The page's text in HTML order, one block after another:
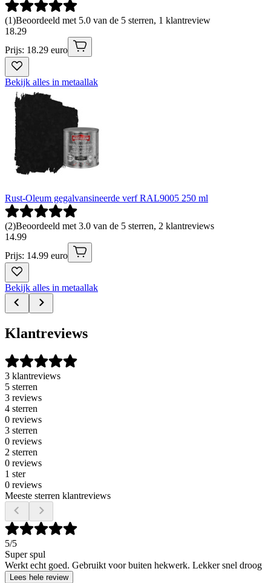
(1)Beoordeeld met 5.0 van de 5 sterren, 1 klantreview
18.29
Prijs: 18.29 euro
Bekijk alles in metaallak
Rust-Oleum gegalvansineerde verf RAL9005 250 ml
(2)Beoordeeld met 3.0 van de 5 sterren, 2 klantreviews
14.99
Prijs: 14.99 euro
Bekijk alles in metaallak
Klantreviews
3 klantreviews
5 sterren
3 reviews
4 sterren
0 reviews
3 sterren
0 reviews
2 sterren
0 reviews
1 ster
0 reviews
Meeste sterren klantreviews
5/5
Super spul
Werkt echt goed. Gebruikt voor buiten hekwerk. Lekker snel droog
Lees hele review